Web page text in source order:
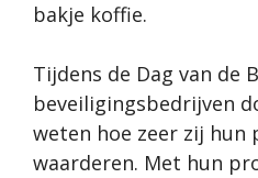
bakje koffie.
Tijdens de Dag van de
beveiligingsbedrijven
weten hoe zeer zij hun
waarderen. Met hun